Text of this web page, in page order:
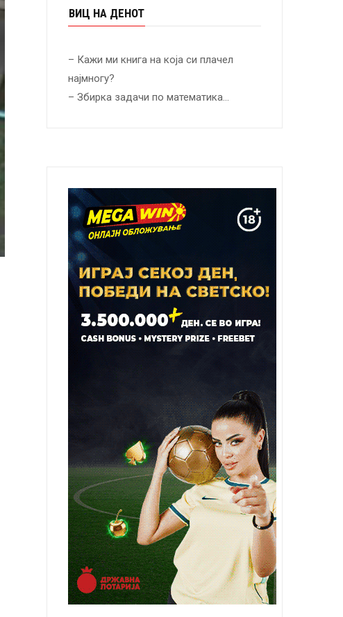
ВИЦ НА ДЕНОТ
– Кажи ми книга на која си плачел
најмногу?
– Збирка задачи по математика…